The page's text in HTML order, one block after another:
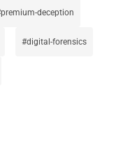
premium-deception
digital-forensics